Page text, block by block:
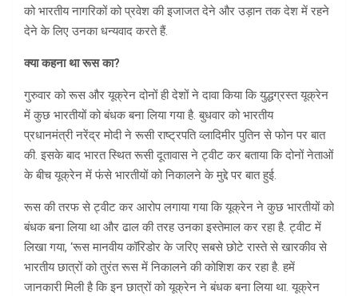
को भारतीय नागरिकों को प्रवेश की इजाजत देने और उड़ान तक देश में रहने
देने के लिए उनका धन्यवाद करते हैं.
क्या कहना था रूस का?
गुरुवार को रूस और यूक्रेन दोनों ही देशों ने दावा किया कि युद्धग्रस्त यूक्रेन
में कुछ भारतीयों को बंधक बना लिया गया है. बुधवार को भारतीय
प्रधानमंत्री नरेंद्र मोदी ने रूसी राष्ट्रपति व्लादिमीर पुतिन से फोन पर बात
की. इसके बाद भारत स्थित रूसी दूतावास ने ट्वीट कर बताया कि दोनों नेताओं
के बीच यूक्रेन में फंसे भारतीयों को निकालने के मुद्दे पर बात हुई.
रूस की तरफ से ट्वीट कर आरोप लगाया गया कि यूक्रेन ने कुछ भारतीयों को
बंधक बना लिया था और ढाल की तरह उनका इस्तेमाल कर रहा है. ट्वीट में
लिखा गया, ‘रूस मानवीय कॉरिडोर के जरिए सबसे छोटे रास्ते से खारकीव से
भारतीय छात्रों को तुरंत रूस में निकालने की कोशिश कर रहा है. हमें
जानकारी मिली है कि इन छात्रों को यूक्रेन ने बंधक बना लिया था. यूक्रेन